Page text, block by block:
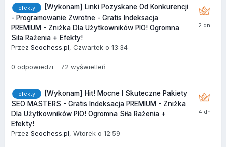
efekty
[Wykonam] Linki Pozyskane Od Konkurencji
- Programowanie Zwrotne - Gratis Indeksacja
PREMIUM - Zniżka Dla Użytkowników PIO! Ogromna
Siła Rażenia + Efekty!
Przez Seochess.pl, Czwartek o 13:34
0 odpowiedzi 72 wyświetleń
efekty
[Wykonam] Hit! Mocne I Skuteczne Pakiety
SEO MASTERS - Gratis Indeksacja PREMIUM - Zniżka
Dla Użytkowników PIO! Ogromna Siła Rażenia +
Efekty!
Przez Seochess.pl, Wtorek o 12:59